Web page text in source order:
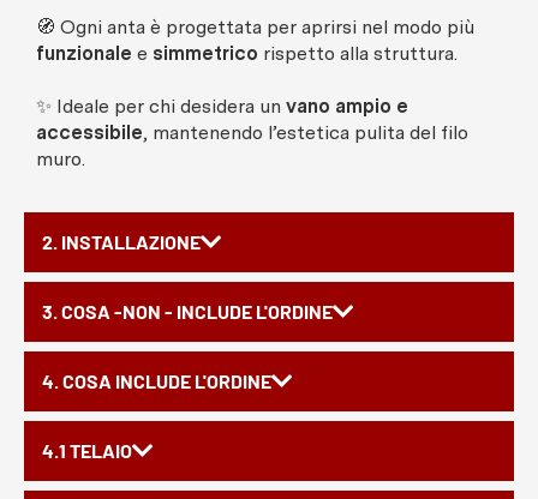
2. INSTALLAZIONE
3. COSA -NON - INCLUDE L'ORDINE
4. COSA INCLUDE L'ORDINE
4.1 TELAIO
🧭 Ogni anta è progettata per aprirsi nel modo più
funzionale e simmetrico rispetto alla struttura.
✨ Ideale per chi desidera un vano ampio e
accessibile, mantenendo l’estetica pulita del filo
muro.